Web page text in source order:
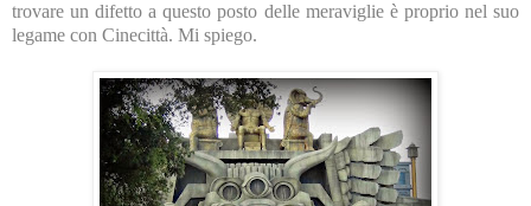
trovare un difetto a questo posto delle meraviglie è proprio nel suo
legame con Cinecittà. Mi spiego.